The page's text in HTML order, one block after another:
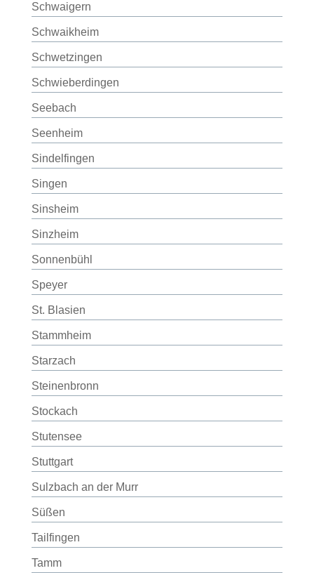
Schwaigern
Schwaikheim
Schwetzingen
Schwieberdingen
Seebach
Seenheim
Sindelfingen
Singen
Sinsheim
Sinzheim
Sonnenbühl
Speyer
St. Blasien
Stammheim
Starzach
Steinenbronn
Stockach
Stutensee
Stuttgart
Sulzbach an der Murr
Süßen
Tailfingen
Tamm